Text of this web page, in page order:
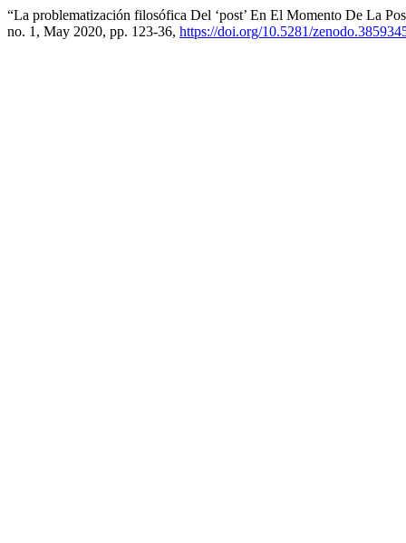
“La problematización filosófica Del ‘post’ En El Momento De La
no. 1, May 2020, pp. 123-36, https://doi.org/10.5281/